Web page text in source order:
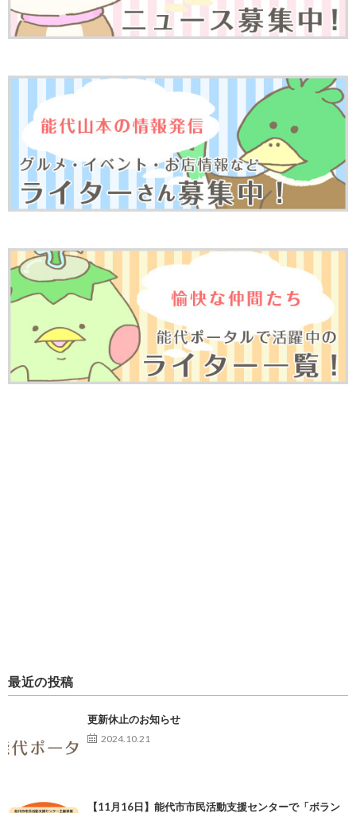
最近の投稿
更新休止のお知らせ
2024.10.21
【11月16日】能代市市民活動支援センターで「ボラン